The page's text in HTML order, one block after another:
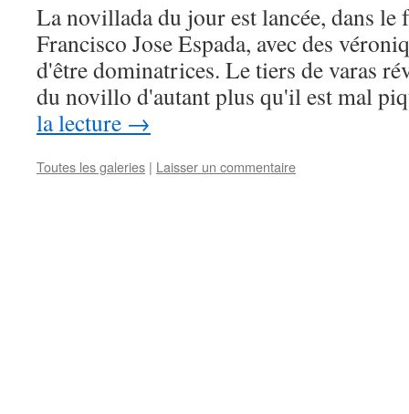
La novillada du jour est lancée, dans
Francisco Jose Espada, avec des
d'être dominatrices. Le tiers de varas
du novillo d'autant plus qu'il est mal
la lecture →
Toutes les galeries | Laisser un commentaire